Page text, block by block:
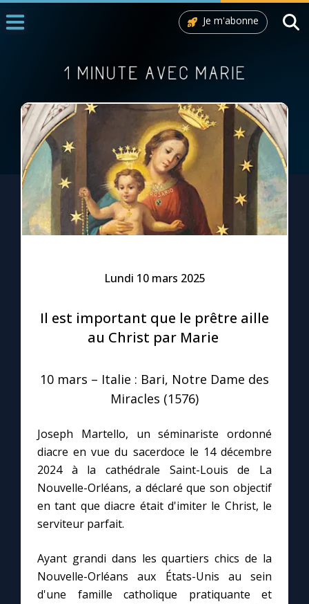
1000 Raisons de Croire
L'actualité de la semaine
La chaîne Youtube
Le compte Tiktok
Le magazine
Questions-réponses
Prier au quotidien
L'Évangile chaque jour
Je m'abonne
Lundi 10 mars 2025
Il est important que le prêtre aille
au Christ par Marie
10 mars – Italie : Bari, Notre Dame des
Miracles (1576)
Joseph Martello, un séminariste ordonné
diacre en vue du sacerdoce le 14 décembre
2024 à la cathédrale Saint-Louis de La
Nouvelle-Orléans, a déclaré que son objectif
en tant que diacre était d'imiter le Christ, le
serviteur parfait.
Ayant grandi dans les quartiers chics de la
Nouvelle-Orléans aux États-Unis au sein
d'une famille catholique pratiquante et